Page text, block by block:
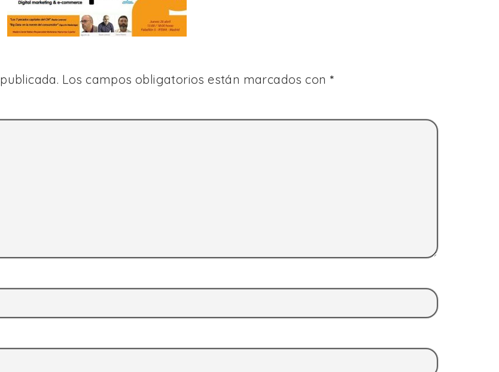
Los campos obligatorios están marcados con *